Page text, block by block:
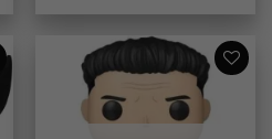
Add to
wishlist